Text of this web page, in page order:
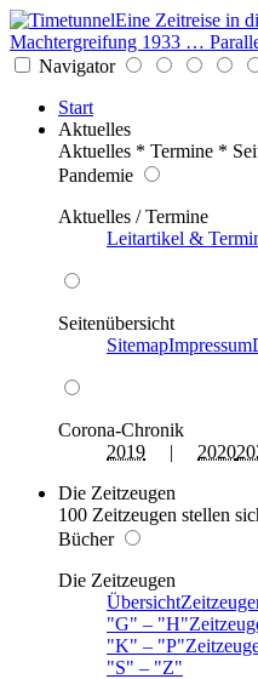
Eine Zeitreise in
Machtergreifung 1933 …
Navigator
Start
Aktuelles
Aktuelles * Termine *
Pandemie
Aktuelles / Termine
Leitartikel &
Seitenübersicht
SitemapImpressum
Corona-Chronik
2019 | 2020
Die Zeitzeugen
100 Zeitzeugen stellen
Bücher
Die Zeitzeugen
Übersicht
G
– H
K
– P
S
–
Z